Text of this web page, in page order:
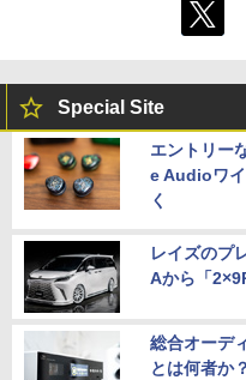
Special Site
エントリー
e Audioワ
く
レイズのプ
Aから「
総合オーデ
とは何者か？